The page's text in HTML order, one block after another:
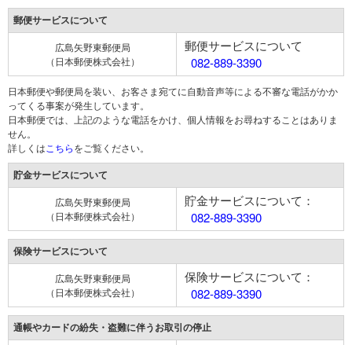
郵便サービスについて
広島矢野東郵便局
（日本郵便株式会社）
郵便サービスについて
082-889-3390
日本郵便や郵便局を装い、お客さま宛てに自動音声等による不審な電話がかか
ってくる事案が発生しています。
日本郵便では、上記のような電話をかけ、個人情報をお尋ねすることはありま
せん。
詳しくは こちらをご覧ください。
貯金サービスについて
広島矢野東郵便局
（日本郵便株式会社）
貯金サービスについて：
082-889-3390
保険サービスについて
広島矢野東郵便局
（日本郵便株式会社）
保険サービスについて：
082-889-3390
通帳やカードの紛失・盗難に伴うお取引の停止